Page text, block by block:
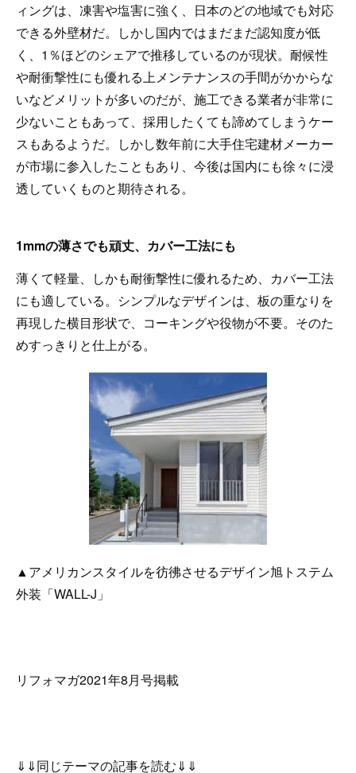
ィングは、凍害や塩害に強く、日本のどの地域でも対応
できる外壁材だ。しかし国内ではまだまだ認知度が低
く、1％ほどのシェアで推移しているのが現状。耐候性
や耐衝撃性にも優れる上メンテナンスの手間がかからな
いなどメリットが多いのだが、施工できる業者が非常に
少ないこともあって、採用したくても諦めてしまうケー
スもあるようだ。しかし数年前に大手住宅建材メーカー
が市場に参入したこともあり、今後は国内にも徐々に浸
透していくものと期待される。
1mmの薄さでも頑丈、カバー工法にも
薄くて軽量、しかも耐衝撃性に優れるため、カバー工法
にも適している。シンプルなデザインは、板の重なりを
再現した横目形状で、コーキングや役物が不要。そのた
めすっきりと仕上がる。
▲アメリカンスタイルを彷彿させるデザイン旭トステム
外装「WALL-J」
リフォマガ2021年8月号掲載
⇓⇓同じテーマの記事を読む⇓⇓